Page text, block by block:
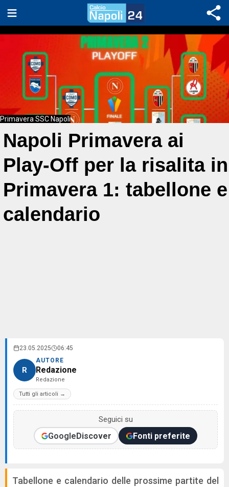
Primavera SSC Napoli
Napoli Primavera ai
Play-Off per la risalita in
Primavera 1: tabellone e
calendario
23.05.2025 06:45
R
AUTORE
Redazione
Redazione
Tutti gli articoli →
Seguici su
GoogleDiscover Fonti preferite
Tabellone e calendario delle prossime partite del